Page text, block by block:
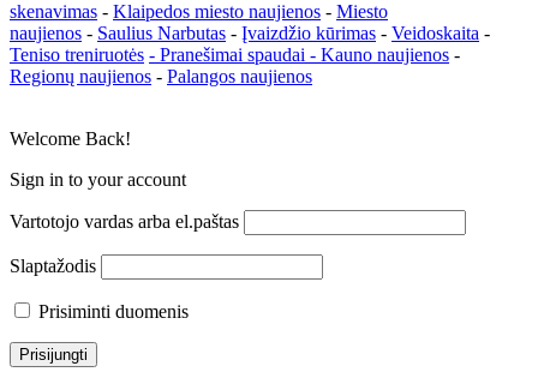
skenavimas - Klaipedos miesto naujienos - Miesto
naujienos - Saulius Narbutas - Įvaizdžio kūrimas - Veidoskaita -
Teniso treniruotės - Pranešimai spaudai - Kauno naujienos -
Regionų naujienos - Palangos naujienos
Welcome Back!
Sign in to your account
Vartotojo vardas arba el.paštas
Slaptažodis
Prisiminti duomenis